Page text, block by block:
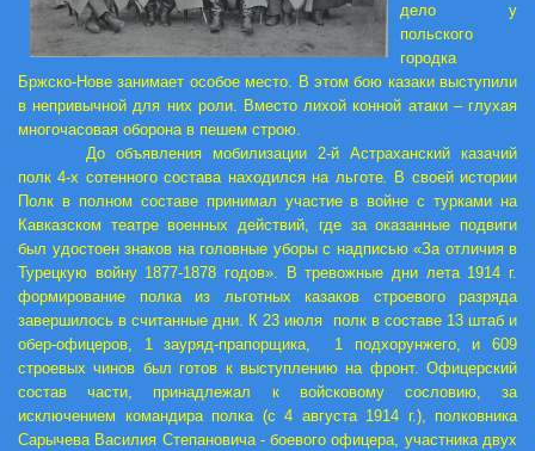
дело у
польского
городка
Бржско-Нове занимает особое место. В этом бою казаки выступили
в непривычной для них роли. Вместо лихой конной атаки – глухая
многочасовая оборона в пешем строю.
До объявления мобилизации 2-й Астраханский казачий
полк 4-х сотенного состава находился на льготе. В своей истории
Полк в полном составе принимал участие в войне с турками на
Кавказском театре военных действий, где за оказанные подвиги
был удостоен знаков на головные уборы с надписью «За отличия в
Турецкую войну 1877-1878 годов». В тревожные дни лета 1914 г.
формирование полка из льготных казаков строевого разряда
завершилось в считанные дни. К 23 июля полк в составе 13 штаб и
обер-офицеров, 1 зауряд-прапорщика, 1 подхорунжего, и 609
строевых чинов был готов к выступлению на фронт. Офицерский
состав части, принадлежал к войсковому сословию, за
исключением командира полка (с 4 августа 1914 г.), полковника
Сарычева Василия Степановича ‑ боевого офицера, участника двух